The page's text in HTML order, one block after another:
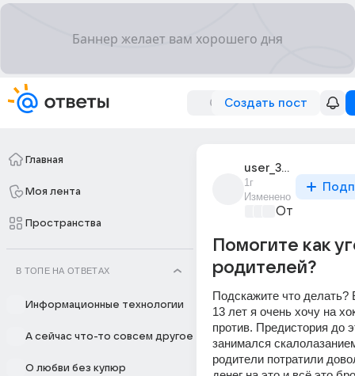
Создать пост
Главная
Моя лента
Пространства
В ТОПЕ НА ОТВЕТАХ
Информационные технологии
А сейчас что-то совсем другое
О любви без купюр
user_311918514
1г
Изменено
От
Помогите как
родителей?
Подскажите что
13 лет я очень хочу на
против. Предистория до
занимался
родители потратили